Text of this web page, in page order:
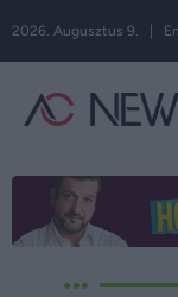
2026. Augusztus 9. |